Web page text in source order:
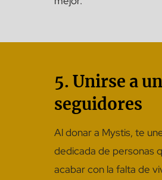
5. Unirse a
seguidores
Al donar a Mystis, te
dedicada de personas
acabar con la falta de